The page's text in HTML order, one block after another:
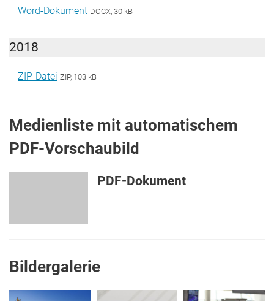
Word-Dokument DOCX, 30 kB
2018
ZIP-Datei ZIP, 103 kB
Medienliste mit automatischem
PDF-Vorschaubild
PDF-Dokument
Bildergalerie